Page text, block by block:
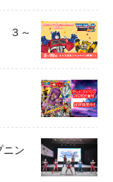
３～
ニン